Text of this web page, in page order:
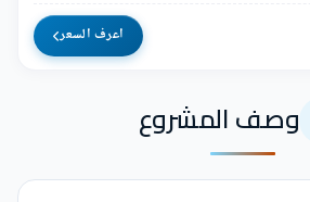
اعرف السعر
وصف المشروع